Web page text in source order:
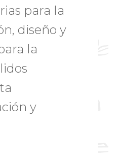
para la
diseño y
la
y